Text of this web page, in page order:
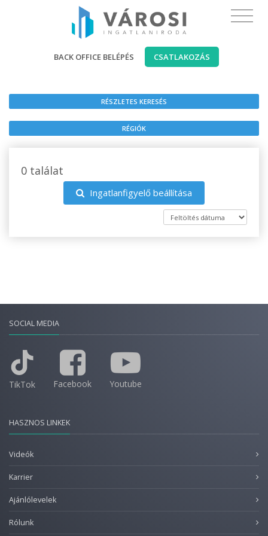
BACK OFFICE BELÉPÉS CSATLAKOZÁS
RÉSZLETES KERESÉS
RÉGIÓK
0 találat
Ingatlanfigyelő beállítása
SOCIAL MEDIA
TikTok Facebook Youtube
HASZNOS LINKEK
Videók
Karrier
Ajánlólevelek
Rólunk